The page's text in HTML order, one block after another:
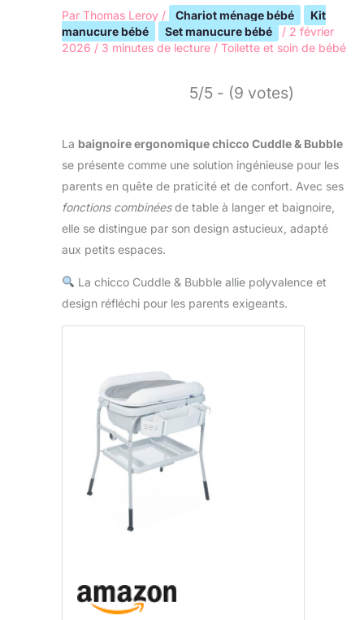
Par Thomas Leroy / Chariot ménage bébé
Kit
manucure bébé
Set manucure bébé / 2 février
2026 / 3 minutes de lecture / Toilette et soin de bébé
5/5 - (9 votes)
La baignoire ergonomique chicco Cuddle & Bubble
se présente comme une solution ingénieuse pour les
parents en quête de praticité et de confort. Avec ses
fonctions combinéesde table à langer et baignoire,
elle se distingue par son design astucieux, adapté
aux petits espaces.
La chicco Cuddle & Bubble allie polyvalence et
design réfléchi pour les parents exigeants.